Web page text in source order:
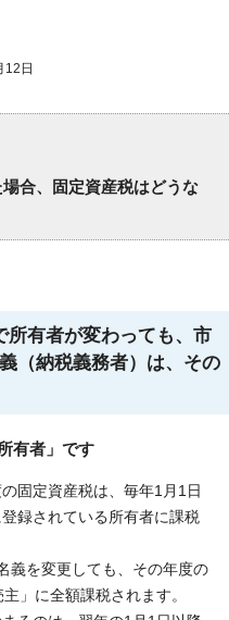
日
合、固定資産税はどうな
有者が変わっても、市
（納税義務者）は、その
有者」です
固定資産税は、毎年1月1日
録されている所有者に課税
義を変更しても、その年度の
」に全額課税されます。